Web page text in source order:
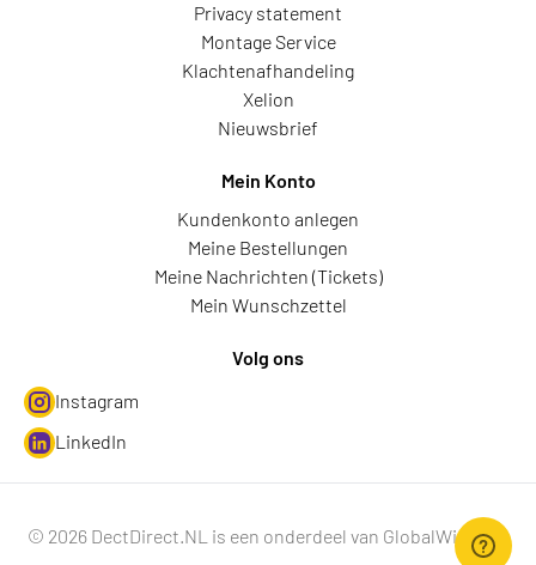
Privacy statement
Montage Service
Klachtenafhandeling
Xelion
Nieuwsbrief
Mein Konto
Kundenkonto anlegen
Meine Bestellungen
Meine Nachrichten (Tickets)
Mein Wunschzettel
Volg ons
Instagram
LinkedIn
© 2026 DectDirect.NL is een onderdeel van GlobalWire B.V.